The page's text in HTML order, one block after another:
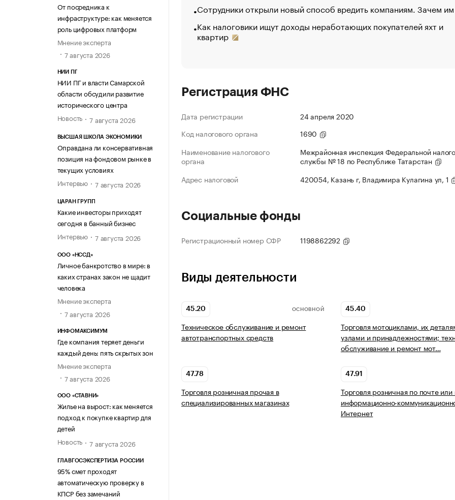
От посредника к
инфраструктуре: как меняется
роль цифровых платформ
Мнение эксперта
7 августа 2026
НИИ ПГ
НИИ ПГ и власти Самарской
области обсудили развитие
исторического центра
Новость
7 августа 2026
ВЫСШАЯ ШКОЛА ЭКОНОМИКИ
Оправдана ли консервативная
позиция на фондовом рынке в
текущих условиях
Интервью
7 августа 2026
ЦАРАН ГРУПП
Какие инвесторы приходят
сегодня в банный бизнес
Интервью
7 августа 2026
ООО «НССД»
Личное банкротство в мире: в
каких странах закон не щадит
человека
Мнение эксперта
7 августа 2026
ИНФОМАКСИМУМ
Где компания теряет деньги
каждый день: пять скрытых зон
Мнение эксперта
7 августа 2026
ООО «СТАВНИ»
Жилье на вырост: как меняется
подход к покупке квартир для
детей
Новость
7 августа 2026
ГЛАВГОСЭКСПЕРТИЗА РОССИИ
95% смет проходят
автоматическую проверку в
КПСР без замечаний
Сотрудники открыли новый способ вредить компаниям. Зачем
Как налоговики ищут доходы неработающих покупателей яхт и
квартир
Регистрация ФНС
Дата регистрации
24 апреля 2020
Код налогового органа
1690
Наименование налогового
органа
Межрайонная инспекция Федеральной
службы № 18 по Республике Татарстан
Адрес налоговой
420054, Казань г, Владимира Кулагина ул, 1
Социальные фонды
Регистрационный номер СФР 1198862292
Виды деятельности
45.20 ОСНОВНОЙ
Техническое обслуживание и ремонт
автотранспортных средств
45.40
Торговля мотоциклами, их
узлами и принадлежностями;
обслуживание и ремонт мот…
47.78
Торговля розничная прочая в
специализированных магазинах
47.91
Торговля розничная по почте или
информационно-
Интернет